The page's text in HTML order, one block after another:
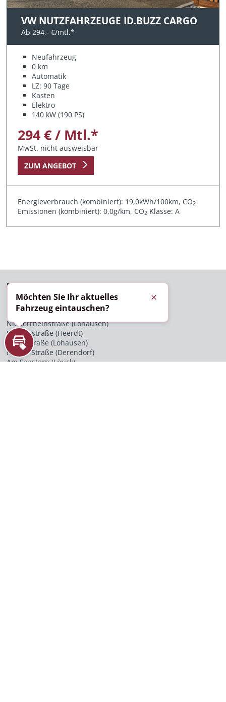
VW NUTZFAHRZEUGE ID.BUZZ CARGO
Ab 294,- €/mtl.*
Neufahrzeug
0 km
Automatik
LZ: 90 Tage
Kasten
Elektro
140 kW (190 PS)
294 € / Mtl.*
MwSt. nicht ausweisbar
ZUM ANGEBOT
Energieverbrauch (kombiniert): 19,0kWh/100km, CO2
Emissionen (kombiniert): 0,0g/km, CO2 Klasse: A
STANDORTE
Düsseldorf
Krefelder Straße (Heerdt)
Niederrheinstraße (Lohausen)
Schiessstraße (Heerdt)
Ikarusstraße (Lohausen)
Rather Straße (Derendorf)
Am Seestern (Lörick)
Inzahlungnahme
Möchten Sie Ihr aktuelles
Fahrzeug eintauschen?
Schließen